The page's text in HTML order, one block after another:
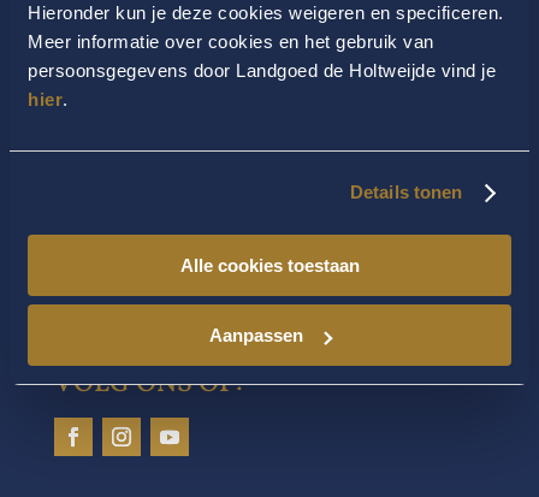
Hieronder kun je deze cookies weigeren en specificeren.
Meer informatie over cookies en het gebruik van
persoonsgegevens door Landgoed de Holtweijde vind je
hier.
Details tonen
Alle cookies toestaan
Aanpassen
CONTACT
Landgoed De Holtweijde
T 0031-(0)541-229234
F 0031-(0)541-229445
Einfo@holtweijde.nl
VOLG ONS OP: